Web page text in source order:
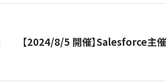
【2024/8/5 開催】Salesforce